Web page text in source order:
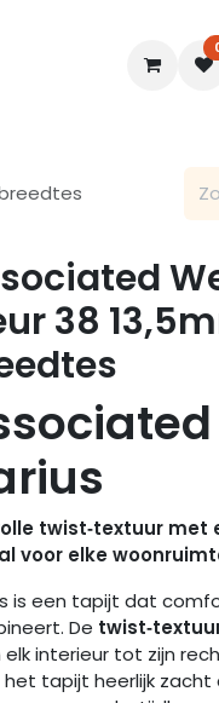
Blogs
38
twist‑textuur
voor elke
is een tapijt dat
De
elk interieur tot zijn
tapijt heerlijk